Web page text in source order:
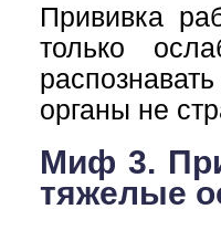
Прививка
только
органы не
Миф 3.
тяжелые